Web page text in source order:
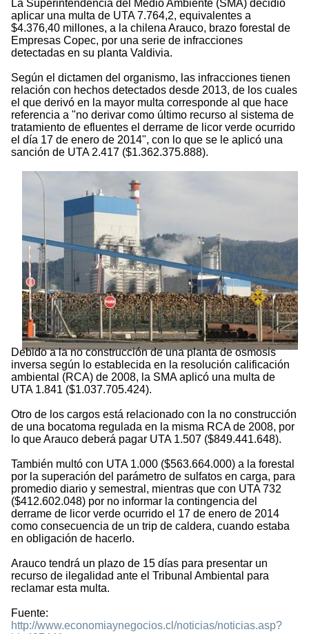
La Superintendencia del Medio Ambiente (SMA) decidió
aplicar una multa de UTA 7.764,2, equivalentes a
$4.376,40 millones, a la chilena Arauco, brazo forestal de
Empresas Copec, por una serie de infracciones
detectadas en su planta Valdivia.
Según el dictamen del organismo, las infracciones tienen
relación con hechos detectados desde 2013, de los cuales
el que derivó en la mayor multa corresponde al que hace
referencia a "no derivar como último recurso al sistema de
tratamiento de efluentes el derrame de licor verde ocurrido
el día 17 de enero de 2014", con lo que se le aplicó una
sanción de UTA 2.417 ($1.362.375.888).
Debido a la no construcción de una planta de osmosis
inversa según lo establecida en la resolución calificación
ambiental (RCA) de 2008, la SMA aplicó una multa de
UTA 1.841 ($1.037.705.424).
Otro de los cargos está relacionado con la no construcción
de una bocatoma regulada en la misma RCA de 2008, por
lo que Arauco deberá pagar UTA 1.507 ($849.441.648).
También multó con UTA 1.000 ($563.664.000) a la forestal
por la superación del parámetro de sulfatos en carga, para
promedio diario y semestral, mientras que con UTA 732
($412.602.048) por no informar la contingencia del
derrame de licor verde ocurrido el 17 de enero de 2014
como consecuencia de un trip de caldera, cuando estaba
en obligación de hacerlo.
Arauco tendrá un plazo de 15 días para presentar un
recurso de ilegalidad ante el Tribunal Ambiental para
reclamar esta multa.
Fuente:
http://www.economiaynegocios.cl/noticias/noticias.asp?